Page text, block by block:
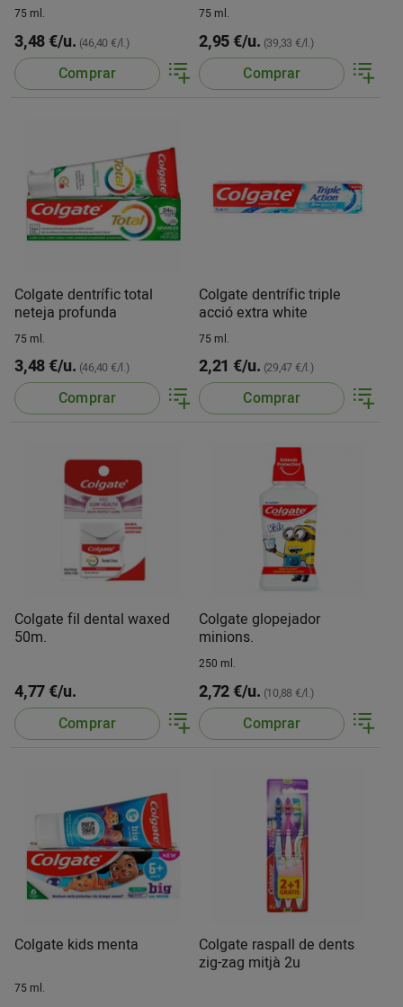
75 ml.
3,48 €/u. (46,40 €/l.)
Comprar
75 ml.
2,95 €/u. (39,33 €/l.)
Comprar
Colgate dentrífic total
neteja profunda
75 ml.
3,48 €/u. (46,40 €/l.)
Comprar
Colgate dentrífic triple
acció extra white
75 ml.
2,21 €/u. (29,47 €/l.)
Comprar
Colgate fil dental waxed
50m.
4,77 €/u.
Comprar
Colgate glopejador
minions.
250 ml.
2,72 €/u. (10,88 €/l.)
Comprar
Colgate kids menta
75 ml.
Colgate raspall de dents
zig-zag mitjà 2u